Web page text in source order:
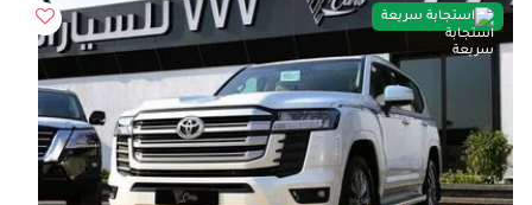
استجابة سريعة